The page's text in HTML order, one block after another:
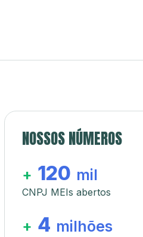
NOSSOS NÚMEROS
+ 120 mil
CNPJ MEIs abertos
+ 4 milhões